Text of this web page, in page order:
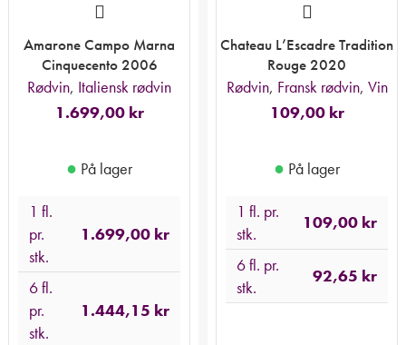
Amarone Campo Marna
Cinquecento 2006
Rødvin, Italiensk rødvin
1.699,00 kr
● På lager
1 fl.
pr.
stk.
1.699,00 kr
6 fl.
pr.
stk.
1.444,15 kr
Chateau L’Escadre Tradition
Rouge 2020
Rødvin, Fransk rødvin, Vin
109,00 kr
● På lager
1 fl. pr.
stk.
109,00 kr
6 fl. pr.
stk.
92,65 kr